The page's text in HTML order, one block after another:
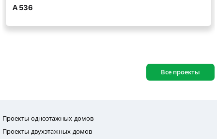
Все проекты
Проекты одноэтажных домов
Проекты двухэтажных домов